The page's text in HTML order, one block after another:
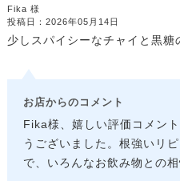
Fika 様
投稿日：2026年05月14日
少しスパイシーなチャイと黒糖
お店からのコメント
Fika様、嬉しい評価コメン
うございました。根強いリ
で、いろんなお飲み物との